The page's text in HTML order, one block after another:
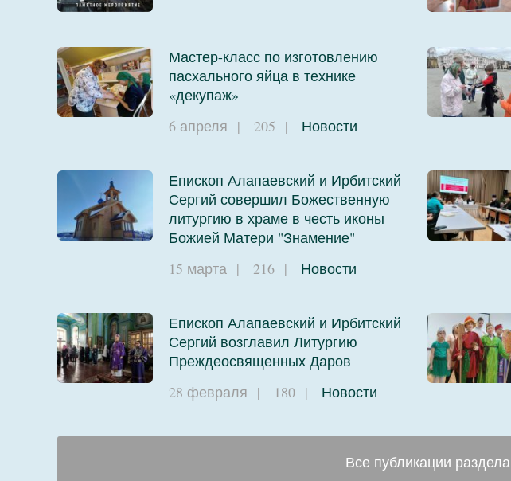
Мастер-класс по изготовлению
пасхального яйца в технике
«декупаж»
6 апреля | 205 | Новости
Епископ Алапаевский и Ирбитский
Сергий совершил Божественную
литургию в храме в честь иконы
Божией Матери "Знамение"
15 марта | 216 | Новости
Епископ Алапаевский и Ирбитский
Сергий возглавил Литургию
Преждеосвященных Даров
28 февраля | 180 | Новости
Все публикации раздела